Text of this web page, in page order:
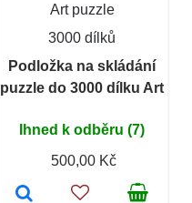
Art puzzle
3000 dílků
Podložka na skládání
puzzle do 3000 dílku Art
Ihned k odběru (7)
500,00 Kč